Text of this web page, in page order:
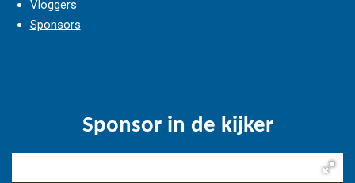
Vloggers
Sponsors
Sponsor in de kijker